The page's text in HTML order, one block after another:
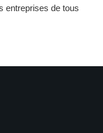
entreprises de tous